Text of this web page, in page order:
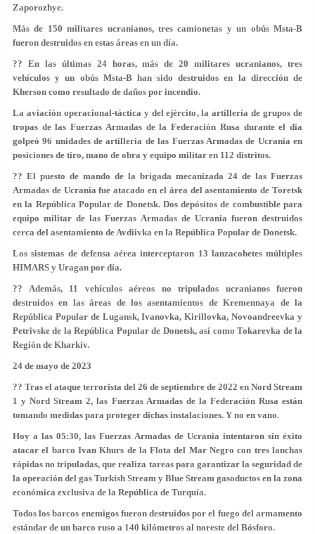
Zaporozhye.
Más de 150 militares ucranianos, tres camionetas y un obús Msta-B
fueron destruidos en estas áreas en un día.
?? En las últimas 24 horas, más de 20 militares ucranianos, tres
vehículos y un obús Msta-B han sido destruidos en la dirección de
Kherson como resultado de daños por incendio.
La aviación operacional-táctica y del ejército, la artillería de grupos de
tropas de las Fuerzas Armadas de la Federación Rusa durante el día
golpeó 96 unidades de artillería de las Fuerzas Armadas de Ucrania en
posiciones de tiro, mano de obra y equipo militar en 112 distritos.
?? El puesto de mando de la brigada mecanizada 24 de las Fuerzas
Armadas de Ucrania fue atacado en el área del asentamiento de Toretsk
en la República Popular de Donetsk. Dos depósitos de combustible para
equipo militar de las Fuerzas Armadas de Ucrania fueron destruidos
cerca del asentamiento de Avdiivka en la República Popular de Donetsk.
Los sistemas de defensa aérea interceptaron 13 lanzacohetes múltiples
HIMARS y Uragan por día.
?? Además, 11 vehículos aéreos no tripulados ucranianos fueron
destruidos en las áreas de los asentamientos de Kremennaya de la
República Popular de Lugansk, Ivanovka, Kirillovka, Novoandreevka y
Petrivske de la República Popular de Donetsk, así como Tokarevka de la
Región de Kharkiv.
24 de mayo de 2023
?? Tras el ataque terrorista del 26 de septiembre de 2022 en Nord Stream
1 y Nord Stream 2, las Fuerzas Armadas de la Federación Rusa están
tomando medidas para proteger dichas instalaciones. Y no en vano.
Hoy a las 05:30, las Fuerzas Armadas de Ucrania intentaron sin éxito
atacar el barco Ivan Khurs de la Flota del Mar Negro con tres lanchas
rápidas no tripuladas, que realiza tareas para garantizar la seguridad de
la operación del gas Turkish Stream y Blue Stream gasoductos en la zona
económica exclusiva de la República de Turquía.
Todos los barcos enemigos fueron destruidos por el fuego del armamento
estándar de un barco ruso a 140 kilómetros al noreste del Bósforo.